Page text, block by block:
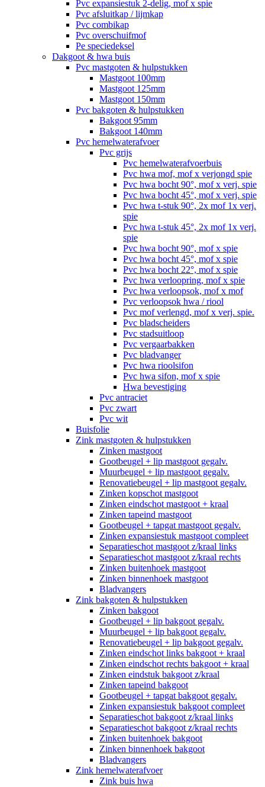
Pvc expansiestuk 2-delig, mof x spie
Pvc afsluitkap / lijmkap
Pvc combikap
Pvc overschuifmof
Pe speciedeksel
Dakgoot & hwa buis
Pvc mastgoten & hulpstukken
Mastgoot 100mm
Mastgoot 125mm
Mastgoot 150mm
Pvc bakgoten & hulpstukken
Bakgoot 95mm
Bakgoot 140mm
Pvc hemelwaterafvoer
Pvc grijs
Pvc hemelwaterafvoerbuis
Pvc hwa mof, mof x verjongd spie
Pvc hwa bocht 90°, mof x verj. spie
Pvc hwa bocht 45°, mof x verj. spie
Pvc hwa t-stuk 90°, 2x mof 1x verj.
spie
Pvc hwa t-stuk 45°, 2x mof 1x verj.
spie
Pvc hwa bocht 90°, mof x spie
Pvc hwa bocht 45°, mof x spie
Pvc hwa bocht 22°, mof x spie
Pvc hwa verloopring, mof x spie
Pvc hwa verloopsok, mof x mof
Pvc verloopsok hwa / riool
Pvc mof verlengd, mof x verj. spie.
Pvc bladscheiders
Pvc stadsuitloop
Pvc vergaarbakken
Pvc bladvanger
Pvc hwa rioolsifon
Pvc hwa sifon, mof x spie
Hwa bevestiging
Pvc antraciet
Pvc zwart
Pvc wit
Buisfolie
Zink mastgoten & hulpstukken
Zinken mastgoot
Gootbeugel + lip mastgoot gegalv.
Muurbeugel + lip mastgoot gegalv.
Renovatiebeugel + lip mastgoot gegalv.
Zinken kopschot mastgoot
Zinken eindschot mastgoot + kraal
Zinken tapeind mastgoot
Gootbeugel + tapgat mastgoot gegalv.
Zinken expansiestuk mastgoot compleet
Separatieschot mastgoot z/kraal links
Separatieschot mastgoot z/kraal rechts
Zinken buitenhoek mastgoot
Zinken binnenhoek mastgoot
Bladvangers
Zink bakgoten & hulpstukken
Zinken bakgoot
Gootbeugel + lip bakgoot gegalv.
Muurbeugel + lip bakgoot gegalv.
Renovatiebeugel + lip bakgoot gegalv.
Zinken eindschot links bakgoot + kraal
Zinken eindschot rechts bakgoot + kraal
Zinken eindstuk bakgoot z/kraal
Zinken tapeind bakgoot
Gootbeugel + tapgat bakgoot gegalv.
Zinken expansiestuk bakgoot compleet
Separatieschot bakgoot z/kraal links
Separatieschot bakgoot z/kraal rechts
Zinken buitenhoek bakgoot
Zinken binnenhoek bakgoot
Bladvangers
Zink hemelwaterafvoer
Zink buis hwa